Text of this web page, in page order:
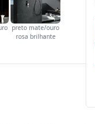
preto mate/ouro
rosa brilhante